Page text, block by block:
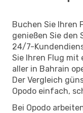
Buchen Sie Ihren
genießen Sie den
24/7-
Sie Ihren Flug mit
aller in Bahrain
Der Vergleich
Opodo einfach,
Bei Opodo